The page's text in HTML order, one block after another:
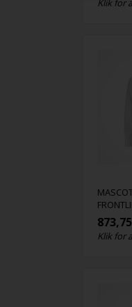
Klik for
873,75
Klik for